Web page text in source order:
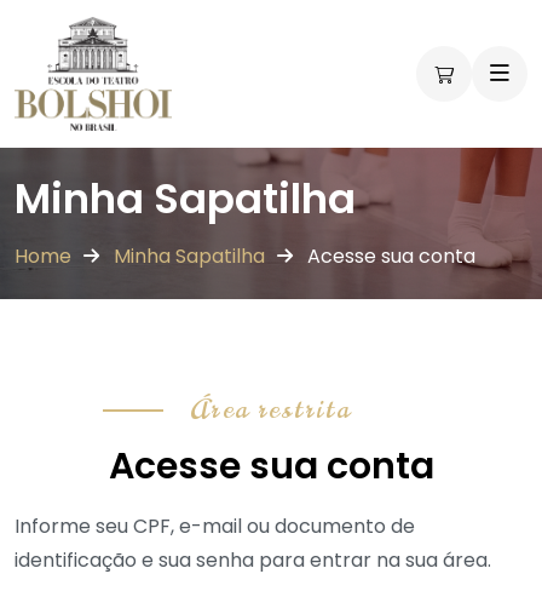
Minha Sapatilha
Home Minha Sapatilha Acesse sua conta
Área restrita
Acesse sua conta
Informe seu CPF, e-mail ou documento de
identificação e sua senha para entrar na sua área.